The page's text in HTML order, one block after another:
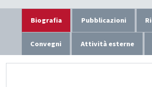
Biografia Pubblicazioni
Convegni Attività esterne